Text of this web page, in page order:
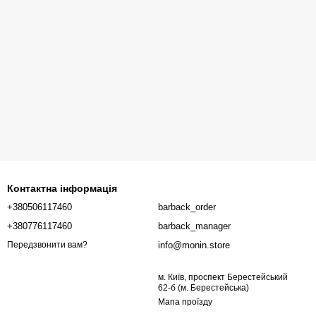
Контактна інформація
+380506117460
+380776117460
Передзвонити вам?
barback_order
barback_manager
info@monin.store
м. Київ, проспект Берестейський
62-б (м. Берестейська)
Мапа проїзду